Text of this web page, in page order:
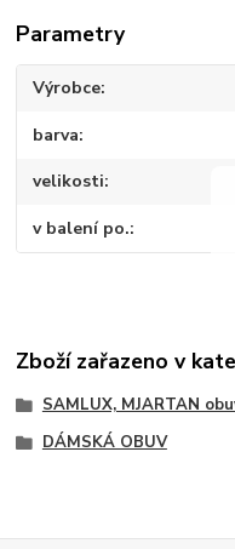
Parametry
Výrobce
barva
velikosti
v balení po.
Zboží zařazeno v
SAMLUX, MJARTAN
DÁMSKÁ OBUV